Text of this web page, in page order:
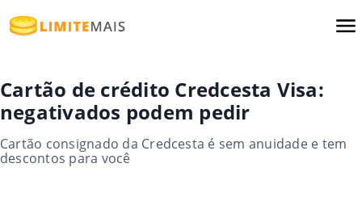
Cartão de crédito Credcesta Visa:
negativados podem pedir
Cartão consignado da Credcesta é sem anuidade e tem
descontos para você